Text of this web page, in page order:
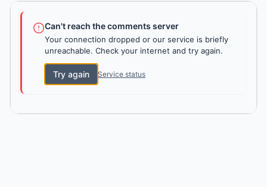
Can't reach the comments server
Your connection dropped or our service is briefly
unreachable. Check your internet and try again.
Try again Service status